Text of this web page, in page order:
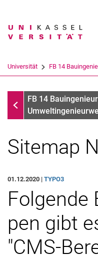
Suchbegriff
Universität FB 14
Infothek
FB 14
Sitemap
01.12.2020 | TYPO3
pen gibt
"CMS-